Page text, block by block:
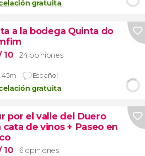
gratuita
a la bodega Quinta do
10 24 opiniones
45m Español
gratuita
por el valle del Duero
cata de vinos + Paseo en
10
6 opiniones